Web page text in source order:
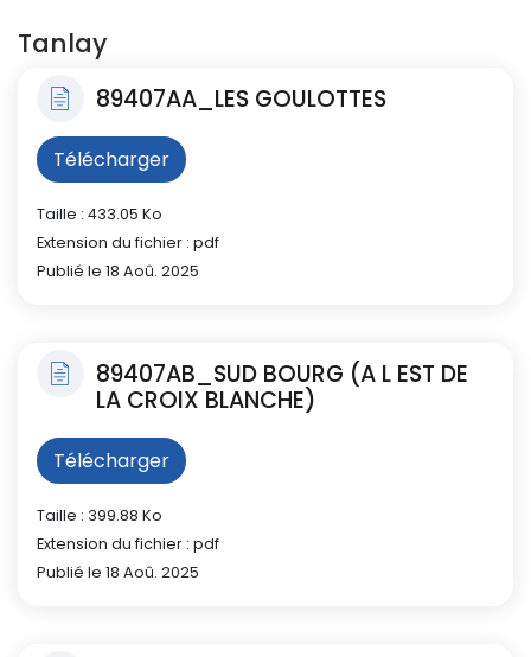
Tanlay
89407AA_LES GOULOTTES
Télécharger
Taille : 433.05 Ko
Extension du fichier : pdf
Publié le 18 Aoû. 2025
89407AB_SUD BOURG (A L EST DE
LA CROIX BLANCHE)
Télécharger
Taille : 399.88 Ko
Extension du fichier : pdf
Publié le 18 Aoû. 2025